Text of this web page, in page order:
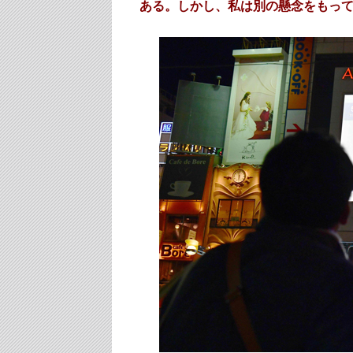
ある。しかし、私は別の懸念をもっ